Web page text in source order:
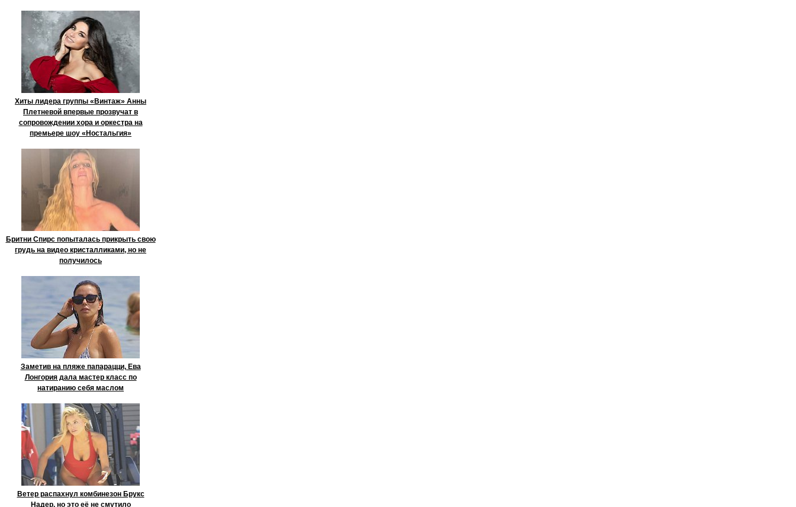
Хиты лидера группы «Винтаж» Анны
Плетневой впервые прозвучат в
сопровождении хора и оркестра на
премьере шоу «Ностальгия»
Бритни Спирс попыталась прикрыть свою
грудь на видео кристалликами, но не
получилось
Заметив на пляже папарацци, Ева
Лонгория дала мастер класс по
натиранию себя маслом
Ветер распахнул комбинезон Брукс
Надер, но это её не смутило